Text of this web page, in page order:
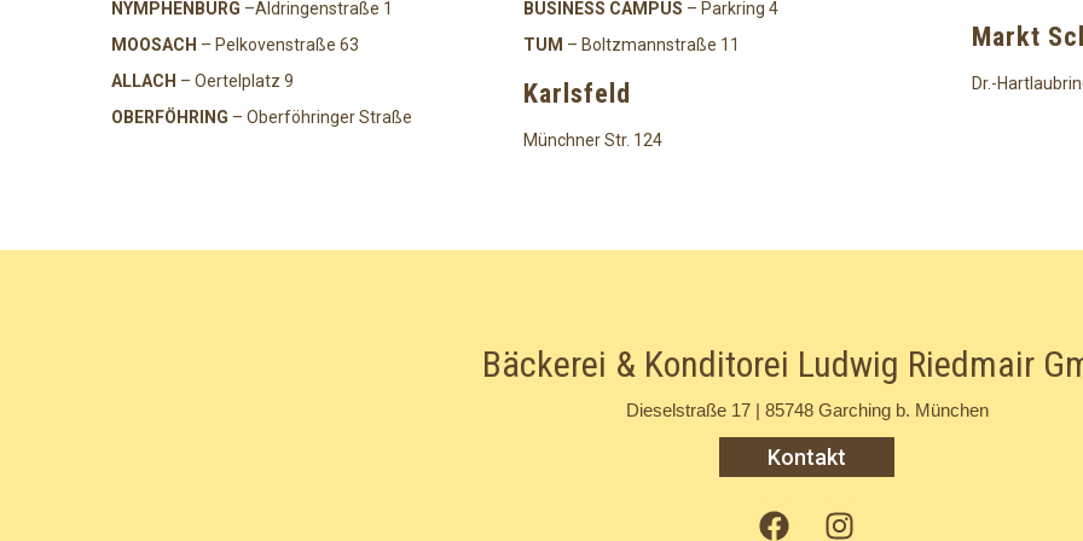
NYMPHENBURG –Aldringenstraße 1
MOOSACH – Pelkovenstraße 63
ALLACH – Oertelplatz 9
OBERFÖHRING – Oberföhringer Straße
BUSINESS CAMPUS – Parkring 4
TUM – Boltzmannstraße 11
Karlsfeld
Münchner Str. 124
Markt
Dr.-
Bäckerei & Konditorei Ludwig Riedmair
Dieselstraße 17 | 85748 Garching b. München
Kontakt